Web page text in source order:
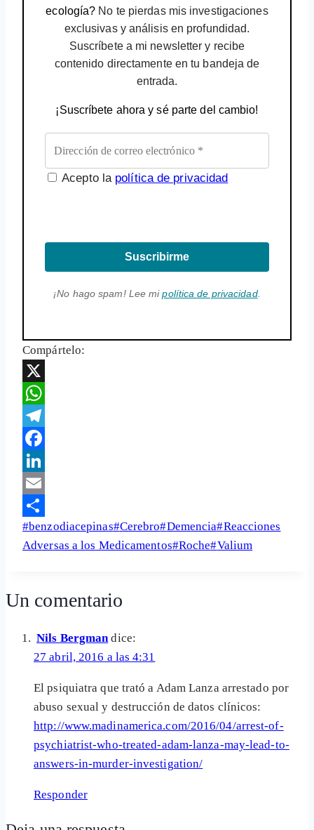
ecología? No te pierdas mis investigaciones
exclusivas y análisis en profundidad.
Suscríbete a mi newsletter y recibe
contenido directamente en tu bandeja de
entrada.
¡Suscríbete ahora y sé parte del cambio!
Acepto la política de privacidad
Suscribirme
¡No hago spam! Lee mipolítica de privacidad.
Compártelo:
X
WhatsApp
Telegram
Facebook
LinkedIn
Email
Share
Etiquetas
de
#benzodiacepinas#Cerebro#Demencia#Reacciones
Adversas a los Medicamentos#Roche#Valium
Un comentario
Nils Bergman dice:
27 abril, 2016 a las 4:31
El psiquiatra que trató a Adam Lanza arrestado por
abuso sexual y destrucción de datos clínicos:
http://www.madinamerica.com/2016/04/arrest-of-
psychiatrist-who-treated-adam-lanza-may-lead-to-
answers-in-murder-investigation/
Responder